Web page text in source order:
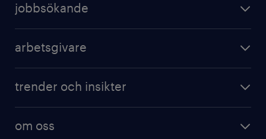
jobbsökande
arbetsgivare
trender och insikter
om oss